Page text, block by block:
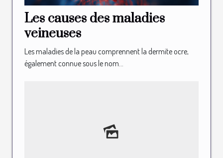
Les causes des maladies
veineuses
Les maladies de la peau comprennent la dermite ocre,
également connue sous le nom...